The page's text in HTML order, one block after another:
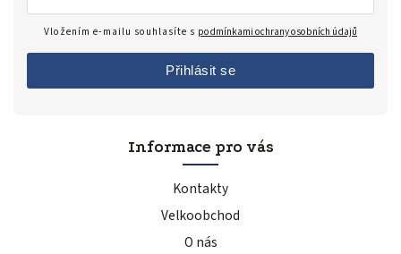
Informace pro vás
Kontakty
Velkoobchod
O nás
Vložením e-mailu souhlasíte s podmínkami ochrany osobních údajů
Přihlásit se